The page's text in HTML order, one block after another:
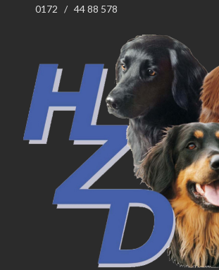
0172 / 44 88 578